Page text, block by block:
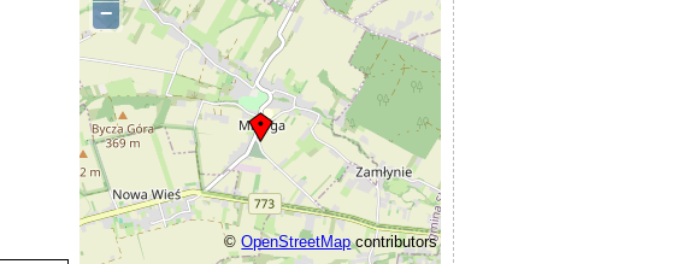
−
©OpenStreetMapcontributors